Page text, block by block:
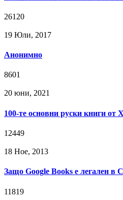
26120
19 Юли, 2017
Анонимно
8601
20 юни, 2021
100-те основни руски книги от
12449
18 Ное, 2013
Защо Google Books е легален
11819